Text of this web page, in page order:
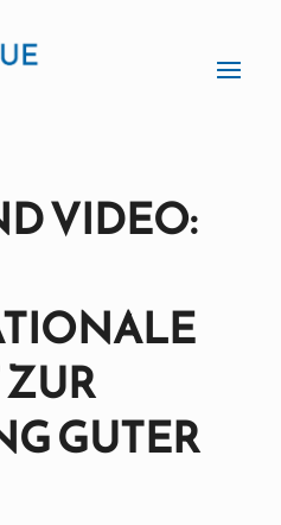
VIDEO:
GUTER